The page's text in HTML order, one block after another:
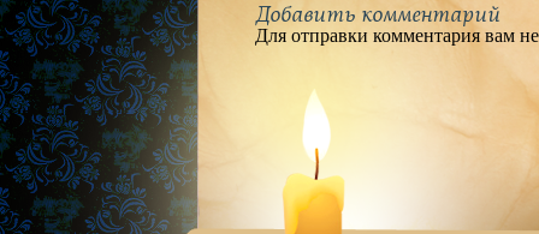
Добавить комментарий
Для отправки комментария вам